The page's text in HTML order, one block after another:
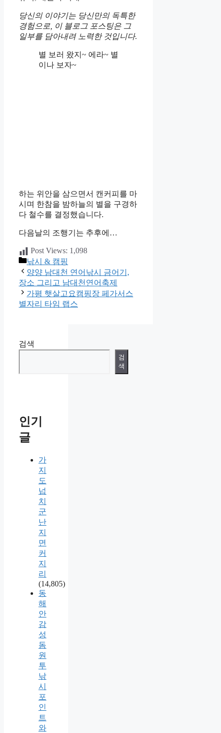
당신의 이야기는 당신만의 독특한
경험으로, 이 블로그 포스팅은 그
일부를 담아내려 노력한 것입니다.
별 보러 왔지~ 에라~ 별
이나 보자~
하는 위안을 삼으면서 캔커피를 마
시며 한참을 밤하늘의 별을 구경하
다 철수를 결정했습니다.
다음날의 조행기는 추후에…
Post Views: 1,098
카
테
고
리
낚시 & 캠핑
양양 남대천 연어낚시 금어기,
장소 그리고 남대천연어축제
가평 햇살고요캠핑장 페가서스
별자리 타임 랩스
검색
검
색
인기
글
가
지
도
넙
치
군
난
지
면
커
지
리
(14,805)
동
해
안
감
성
돔
원
투
낚
시
포
인
트
와